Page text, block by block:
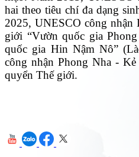
hai theo tiêu chí đa dạng
2025, UNESCO công
giới “Vườn quốc gia
quốc gia Hin Nậm Nô”
công nhận Phong Nha -
quyển Thế giới.